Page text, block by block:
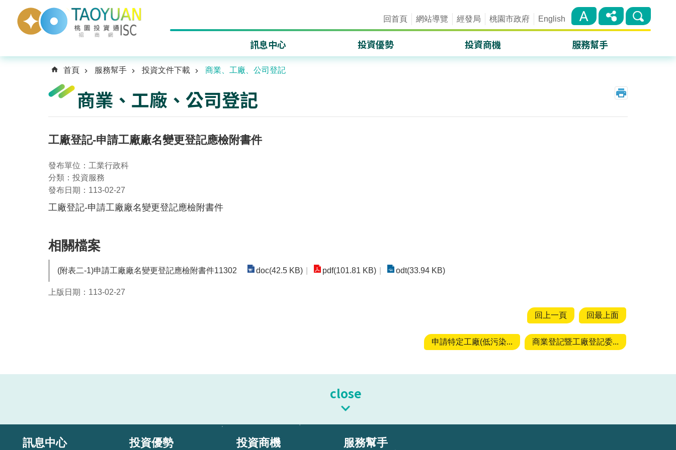
回首頁 網站導覽 經發局 桃園市政府 English
訊息中心
重要訊息
國際產經情勢
施政成果透明資訊網
投資優勢 投資商機 服務幫手
首頁 服務幫手 投資文件下載 商業、工廠、公司登記
商業、工廠、公司登記
工廠登記-申請工廠廠名變更登記應檢附書件
發布單位：工業行政科
分類：投資服務
發布日期：113-02-27
工廠登記-申請工廠廠名變更登記應檢附書件
相關檔案
(附表二-1)申請工廠廠名變更登記應檢附書件11302 doc(42.5 KB) pdf(101.81 KB) odt(33.94 KB)
上版日期：113-02-27
回上一頁 回最上面
申請特定工廠(低污染... 商業登記暨工廠登記委...
close
訊息中心 投資優勢 投資商機 服務幫手